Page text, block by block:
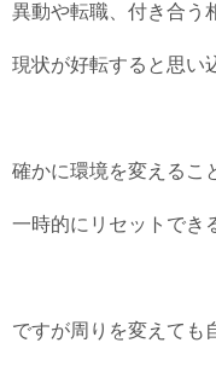
異動や転職、付き合う
現状が好転すると思い
確かに環境を変えるこ
一時的にリセットでき
ですが周りを変えても